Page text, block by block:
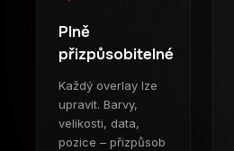
Plně
přizpůsobitelné
Každý overlay lze
upravit. Barvy,
velikosti, data,
pozice – přizpůsob